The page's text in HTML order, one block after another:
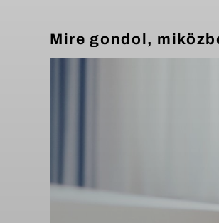
Mire gondol,